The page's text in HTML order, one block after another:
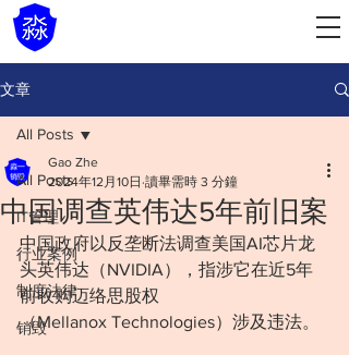
文章
All Posts
IT管理
行业案例
制度法律
销毁
All Posts
中国调查英伟达5年前旧案
Gao Zhe
2024年12月10日 讀畢需時 3 分鐘
中国政府以反垄断法调查美国AI芯片龙
头英伟达（NVIDIA），指涉它在近5年
前收购迈络思股权
（Mellanox Technologies）涉及违法。